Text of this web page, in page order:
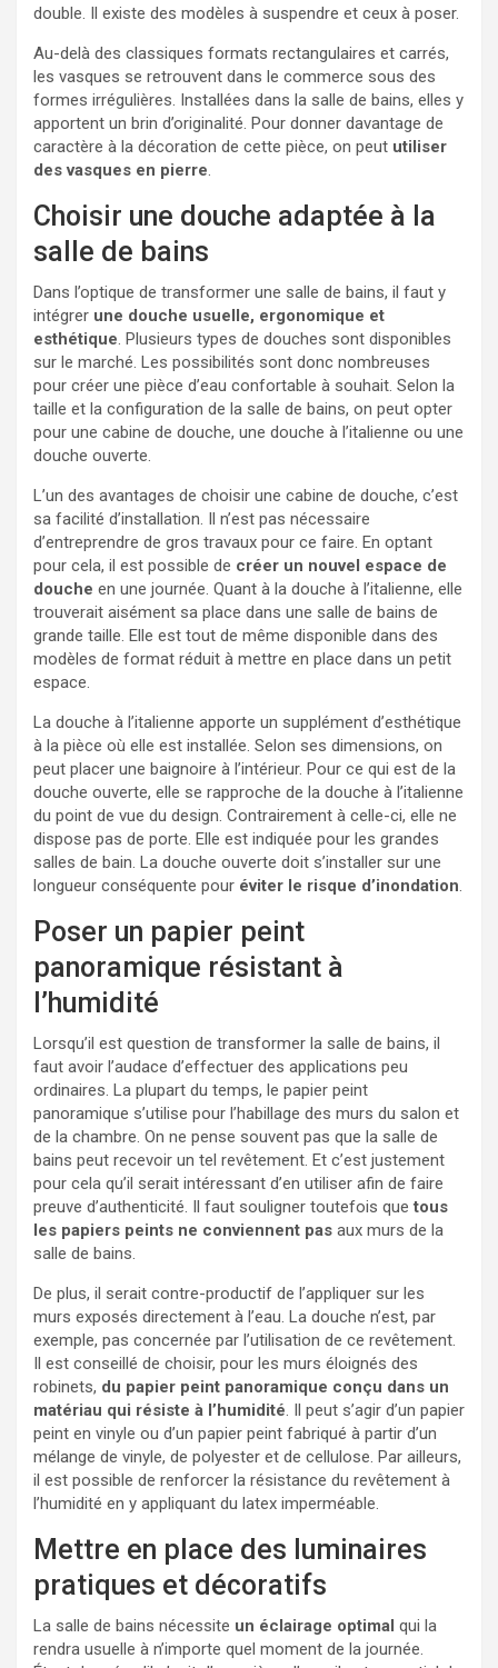
double. Il existe des modèles à suspendre et ceux à poser.
Au-delà des classiques formats rectangulaires et carrés,
les vasques se retrouvent dans le commerce sous des
formes irrégulières. Installées dans la salle de bains, elles y
apportent un brin d’originalité. Pour donner davantage de
caractère à la décoration de cette pièce, on peut utiliser
des vasques en pierre.
Choisir une douche adaptée à la
salle de bains
Dans l’optique de transformer une salle de bains, il faut y
intégrer une douche usuelle, ergonomique et
esthétique. Plusieurs types de douches sont disponibles
sur le marché. Les possibilités sont donc nombreuses
pour créer une pièce d’eau confortable à souhait. Selon la
taille et la configuration de la salle de bains, on peut opter
pour une cabine de douche, une douche à l’italienne ou une
douche ouverte.
L’un des avantages de choisir une cabine de douche, c’est
sa facilité d’installation. Il n’est pas nécessaire
d’entreprendre de gros travaux pour ce faire. En optant
pour cela, il est possible de créer un nouvel espace de
douche en une journée. Quant à la douche à l’italienne, elle
trouverait aisément sa place dans une salle de bains de
grande taille. Elle est tout de même disponible dans des
modèles de format réduit à mettre en place dans un petit
espace.
La douche à l’italienne apporte un supplément d’esthétique
à la pièce où elle est installée. Selon ses dimensions, on
peut placer une baignoire à l’intérieur. Pour ce qui est de la
douche ouverte, elle se rapproche de la douche à l’italienne
du point de vue du design. Contrairement à celle-ci, elle ne
dispose pas de porte. Elle est indiquée pour les grandes
salles de bain. La douche ouverte doit s’installer sur une
longueur conséquente pour éviter le risque d’inondation.
Poser un papier peint
panoramique résistant à
l’humidité
Lorsqu’il est question de transformer la salle de bains, il
faut avoir l’audace d’effectuer des applications peu
ordinaires. La plupart du temps, le papier peint
panoramique s’utilise pour l’habillage des murs du salon et
de la chambre. On ne pense souvent pas que la salle de
bains peut recevoir un tel revêtement. Et c’est justement
pour cela qu’il serait intéressant d’en utiliser afin de faire
preuve d’authenticité. Il faut souligner toutefois quetous
les papiers peints ne conviennent pas aux murs de la
salle de bains.
De plus, il serait contre-productif de l’appliquer sur les
murs exposés directement à l’eau. La douche n’est, par
exemple, pas concernée par l’utilisation de ce revêtement.
Il est conseillé de choisir, pour les murs éloignés des
robinets, du papier peint panoramique conçu dans un
matériau qui résiste à l’humidité. Il peut s’agir d’un papier
peint en vinyle ou d’un papier peint fabriqué à partir d’un
mélange de vinyle, de polyester et de cellulose. Par ailleurs,
il est possible de renforcer la résistance du revêtement à
l’humidité en y appliquant du latex imperméable.
Mettre en place des luminaires
pratiques et décoratifs
La salle de bains nécessite un éclairage optimal qui la
rendra usuelle à n’importe quel moment de la journée.